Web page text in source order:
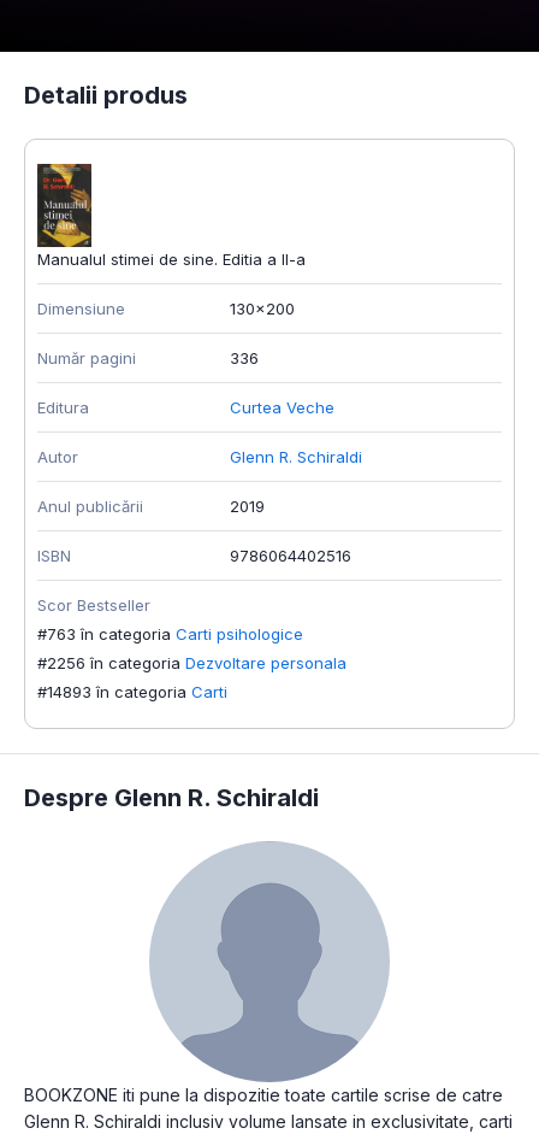
Detalii produs
Manualul stimei de sine. Editia a II-a
Dimensiune 130x200
Număr pagini 336
Editura Curtea Veche
Autor Glenn R. Schiraldi
Anul publicării 2019
ISBN 9786064402516
Scor Bestseller
#763 în categoria Carti psihologice
#2256 în categoria Dezvoltare personala
#14893 în categoria Carti
Despre Glenn R. Schiraldi
BOOKZONE iti pune la dispozitie toate cartile scrise de catre
Glenn R. Schiraldi inclusiv volume lansate in exclusivitate, carti